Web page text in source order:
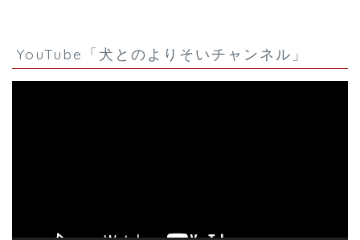
YouTube「犬とのよりそいチャンネル」